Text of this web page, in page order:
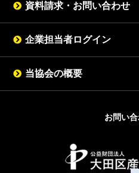
資料請求・お問い合わせ
企業担当者ログイン
当協会の概要
お問い